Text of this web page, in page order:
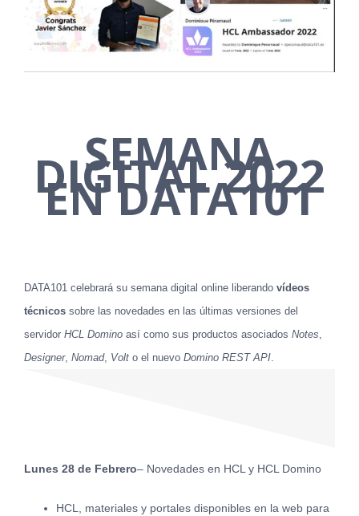
SEMANA
DIGITAL 2022
EN DATA101
DATA101 celebrará su semana digital online liberando vídeos
técnicos sobre las novedades en las últimas versiones del
servidor HCL Domino así como sus productos asociados Notes,
Designer, Nomad, Volt o el nuevo Domino REST API.
Lunes 28 de Febrero– Novedades en HCL y HCL Domino
HCL, materiales y portales disponibles en la web para